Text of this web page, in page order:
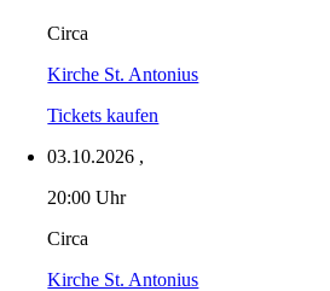
Circa
Kirche St. Antonius
Tickets kaufen
03.10.2026 ,
20:00 Uhr
Circa
Kirche St. Antonius